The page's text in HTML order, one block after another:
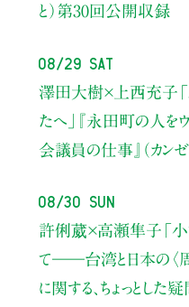
と） 第30回公開収録
08/29 Sat
澤田大樹×上西充子
たへ」
『永田町の人をウ
会議員の仕事』（カン
08/30 Sun
許俐葳×高瀬隼子 「
て――台湾と日本の〈
に関する、ちょっとした